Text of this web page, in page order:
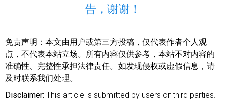
告，谢谢！
免责声明： 本文由用户或第三方投稿，仅代表作者个人观
点，不代表本站立场。所有内容仅供参考，本站不对内容的
准确性、完整性承担法律责任。如发现侵权或虚假信息，请
及时联系我们处理。
Disclaimer: This article is submitted by users or third parties.